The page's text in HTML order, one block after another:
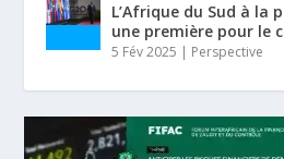
L’Afrique du Sud à la
une première pour le
5 Fév 2025 | Perspective